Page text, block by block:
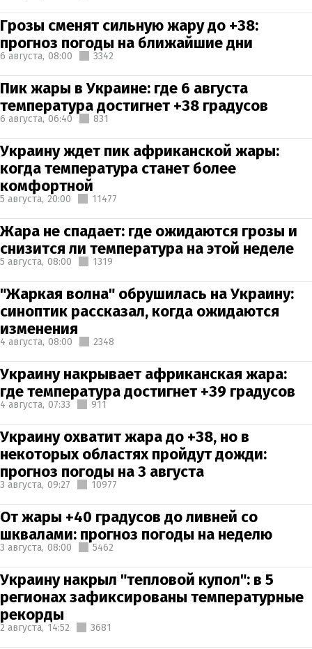
Грозы сменят сильную жару до +38:
прогноз погоды на ближайшие дни
6 августа, 08:00 3342
Пик жары в Украине: где 6 августа
температура достигнет +38 градусов
6 августа, 06:40 831
Украину ждет пик африканской жары:
когда температура станет более
комфортной
5 августа, 20:00 11477
Жара не спадает: где ожидаются грозы и
снизится ли температура на этой неделе
5 августа, 08:00 1319
"Жаркая волна" обрушилась на Украину:
синоптик рассказал, когда ожидаются
изменения
4 августа, 08:00 2348
Украину накрывает африканская жара:
где температура достигнет +39 градусов
4 августа, 07:33 911
Украину охватит жара до +38, но в
некоторых областях пройдут дожди:
прогноз погоды на 3 августа
3 августа, 09:27 10977
От жары +40 градусов до ливней со
шквалами: прогноз погоды на неделю
3 августа, 08:00 5462
Украину накрыл "тепловой купол": в 5
регионах зафиксированы температурные
рекорды
2 августа, 14:52 3681